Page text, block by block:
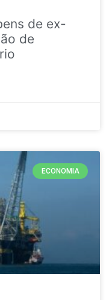
de ex-
de
ECONOMIA